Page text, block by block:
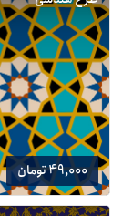
49,000 تومان